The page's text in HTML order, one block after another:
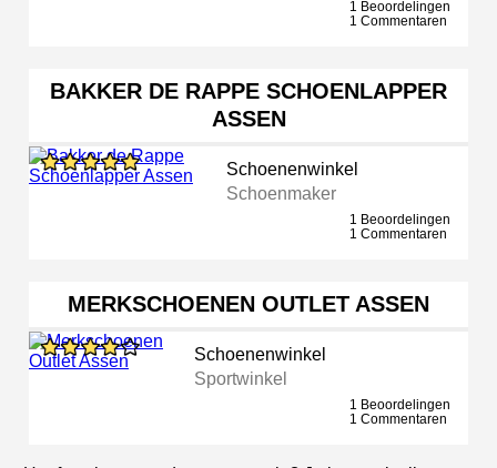
1 Beoordelingen
1 Commentaren
BAKKER DE RAPPE SCHOENLAPPER
ASSEN
Schoenenwinkel
Schoenmaker
1 Beoordelingen
1 Commentaren
MERKSCHOENEN OUTLET ASSEN
Schoenenwinkel
Sportwinkel
1 Beoordelingen
1 Commentaren